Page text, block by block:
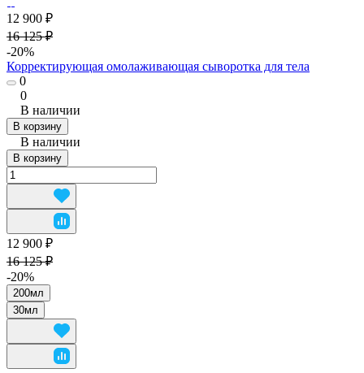
12 900 ₽
16 125 ₽
-20%
Корректирующая омолаживающая сыворотка для тела
0
0
В наличии
В корзину
В наличии
В корзину
12 900 ₽
16 125 ₽
-20%
200мл
30мл